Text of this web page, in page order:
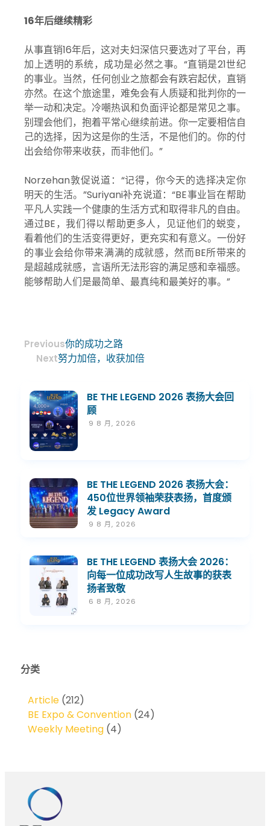
16年后继续精彩
从事直销16年后，这对夫妇深信只要选对了平台，再
加上透明的系统，成功是必然之事。“直销是21世纪
的事业。当然，任何创业之旅都会有跌宕起伏，直销
亦然。在这个旅途里，难免会有人质疑和批判你的一
举一动和决定。冷嘲热讽和负面评论都是常见之事。
别理会他们，抱着平常心继续前进。你一定要相信自
己的选择，因为这是你的生活，不是他们的。你的付
出会给你带来收获，而非他们。”
Norzehan敦促说道：“记得，你今天的选择决定你
明天的生活。”Suriyani补充说道：“BE事业旨在帮助
平凡人实践一个健康的生活方式和取得非凡的自由。
通过BE，我们得以帮助更多人，见证他们的蜕变，
看着他们的生活变得更好，更充实和有意义。一份好
的事业会给你带来满满的成就感，然而BE所带来的
是超越成就感，言语所无法形容的满足感和幸福感。
能够帮助人们是最简单、最真纯和最美好的事。”
Previous你的成功之路
Next努力加倍，收获加倍
BE THE LEGEND 2026 表扬大会回
顾
9 8 月, 2026
BE THE LEGEND 2026 表扬大会：
450位世界领袖荣获表扬，首度颁
发 Legacy Award
9 8 月, 2026
BE THE LEGEND 表扬大会 2026：
向每一位成功改写人生故事的获表
扬者致敬
6 8 月, 2026
分类
Article (212)
BE Expo & Convention (24)
Weekly Meeting (4)